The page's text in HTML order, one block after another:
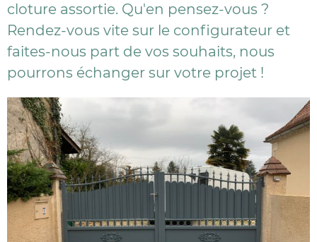
cloture assortie. Qu'en pensez-vous ?
Rendez-vous vite sur le configurateur et
faites-nous part de vos souhaits, nous
pourrons échanger sur votre projet !